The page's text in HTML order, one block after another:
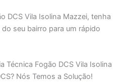
DCS Vila Isolina Mazzei, tenha
seu bairro para um rápido
Técnica Fogão DCS Vila Isolina
Nós Temos a Solução!